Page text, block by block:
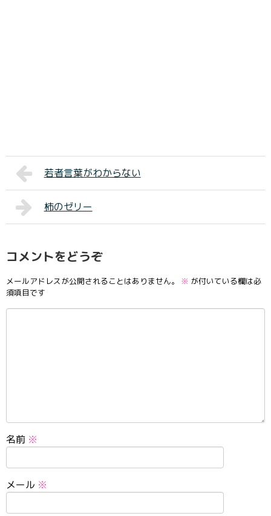
若者言葉がわからない
柿のゼリー
コメントをどうぞ
メールアドレスが公開されることはありません。 ※ が付いている欄は必
須項目です
名前 ※
メール ※